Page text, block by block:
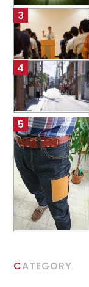
CATEGORY